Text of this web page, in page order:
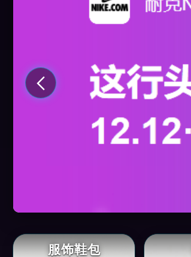

服饰鞋包